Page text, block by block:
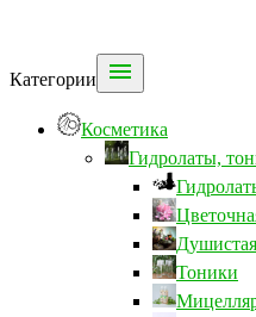
Категории 
Косметика
Гидролаты,
Тоники